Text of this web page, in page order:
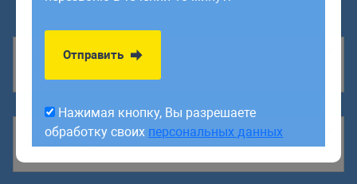
обработку своихперсональных данных
Отправить
Нажимая кнопку, Вы разрешаете
обработку своих персональных данных